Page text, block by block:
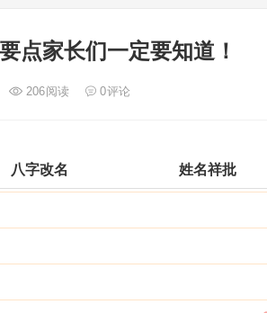
点家长们一定要知道！
206阅读 0评论
八字改名 姓名祥批